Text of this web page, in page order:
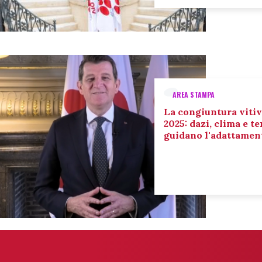
AREA STAMPA
La congiuntura
2025: dazi, clima e
guidano